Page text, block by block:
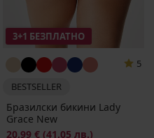
цена
3+1 БЕЗПЛАТНО
5
BESTSELLER
Бразилски бикини Lady
Grace New
20,99 € (41,05 лв.)